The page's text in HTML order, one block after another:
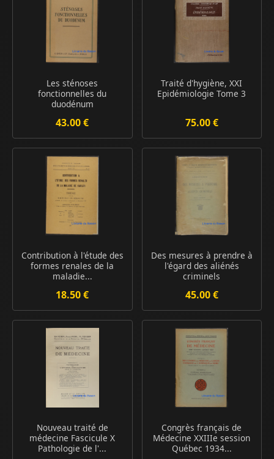
Les sténoses
fonctionnelles du
duodénum
43.00 €
Traité d'hygiène, XXI
Epidémiologie Tome 3
75.00 €
Contribution à l'étude des
formes renales de la
maladie...
18.50 €
Des mesures à prendre à
l'égard des aliénés
criminels
45.00 €
Nouveau traité de
médecine Fascicule X
Pathologie de l'...
Congrès français de
Médecine XXIIIe session
Québec 1934...